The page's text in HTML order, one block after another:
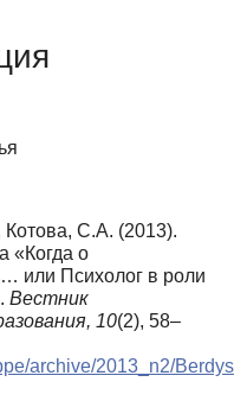
С.А. (2013).
«Когда о
или Психолог в роли
Вестник
10(2), 58–
archive/2013_n2/